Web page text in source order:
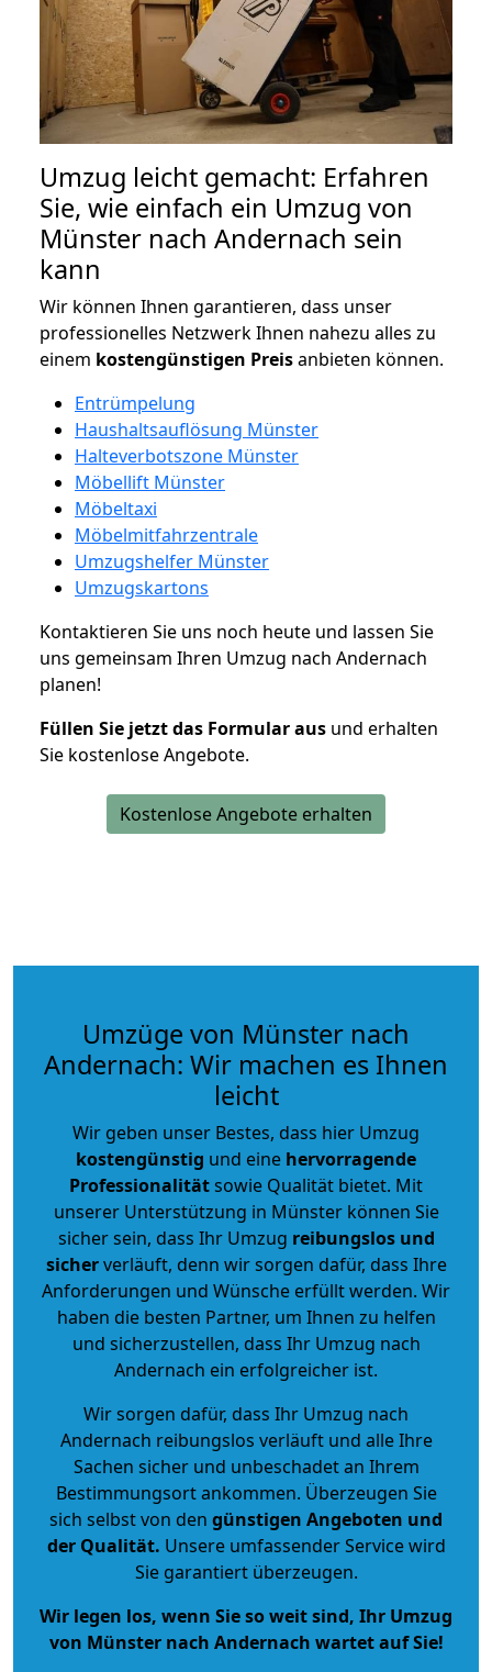
Umzug leicht gemacht: Erfahren
Sie, wie einfach ein Umzug von
Münster nach Andernach sein
kann
Wir können Ihnen garantieren, dass unser
professionelles Netzwerk Ihnen nahezu alles zu
einem kostengünstigen Preisanbieten können.
Entrümpelung
Haushaltsauflösung Münster
Halteverbotszone Münster
Möbellift Münster
Möbeltaxi
Möbelmitfahrzentrale
Umzugshelfer Münster
Umzugskartons
Kontaktieren Sie uns noch heute und lassen Sie
uns gemeinsam Ihren Umzug nach Andernach
planen!
Füllen Sie jetzt das Formular aus und erhalten
Sie kostenlose Angebote.
Kostenlose Angebote erhalten
Umzüge von Münster nach
Andernach: Wir machen es Ihnen
leicht
Wir geben unser Bestes, dass hier Umzug
kostengünstig und eine hervorragende
Professionalitätsowie Qualität bietet. Mit
unserer Unterstützung in Münster können Sie
sicher sein, dass Ihr Umzug reibungslos und
sicherverläuft, denn wir sorgen dafür, dass Ihre
Anforderungen und Wünsche erfüllt werden. Wir
haben die besten Partner, um Ihnen zu helfen
und sicherzustellen, dass Ihr Umzug nach
Andernach ein erfolgreicher ist.
Wir sorgen dafür, dass Ihr Umzug nach
Andernach reibungslos verläuft und alle Ihre
Sachen sicher und unbeschadet an Ihrem
Bestimmungsort ankommen. Überzeugen Sie
sich selbst von den günstigen Angeboten und
der Qualität. Unsere umfassender Service wird
Sie garantiert überzeugen.
Wir legen los, wenn Sie so weit sind, Ihr Umzug
von Münster nach Andernach wartet auf Sie!